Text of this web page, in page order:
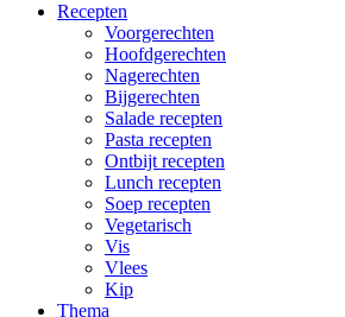
Recepten
Voorgerechten
Hoofdgerechten
Nagerechten
Bijgerechten
Salade recepten
Pasta recepten
Ontbijt recepten
Lunch recepten
Soep recepten
Vegetarisch
Vis
Vlees
Kip
Thema